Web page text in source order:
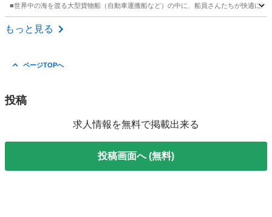
■世界中の海を渡る大型貨物船（自動車運搬船など）の中に、船員さんたちが快適に
香川 その他
もっと見る
ページTOPへ
投稿
求人情報を無料で掲載出来る
投稿画面へ (無料)